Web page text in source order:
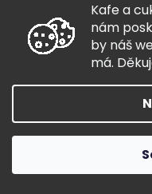
Kafe a
nám
by náš
má.
Copyright 2026Hugo
Grafický návrh